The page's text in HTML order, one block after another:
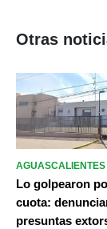
Otras
AGUASCALIENTES
Lo golpearon
cuota:
presuntas